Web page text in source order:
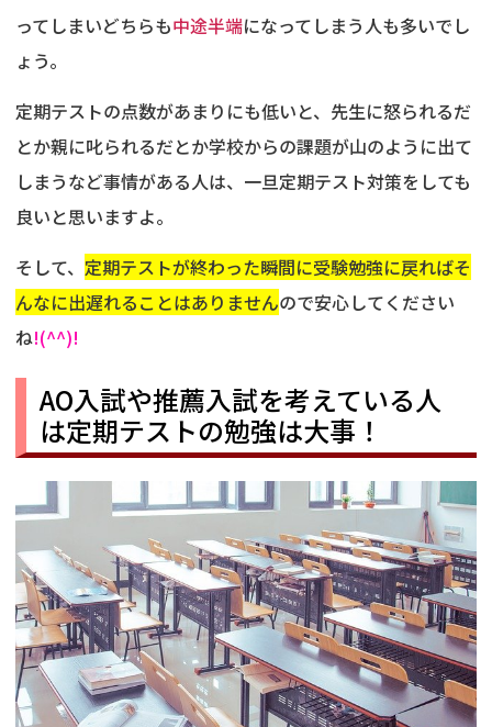
ってしまいどちらも中途半端になってしまう人も多いでし
ょう。
定期テストの点数があまりにも低いと、先生に怒られるだ
とか親に叱られるだとか学校からの課題が山のように出て
しまうなど事情がある人は、一旦定期テスト対策をしても
良いと思いますよ。
そして、 定期テストが終わった瞬間に受験勉強に戻ればそ
んなに出遅れることはありませんので安心してください
ね!(^^)!
AO入試や推薦入試を考えている人
は定期テストの勉強は大事！